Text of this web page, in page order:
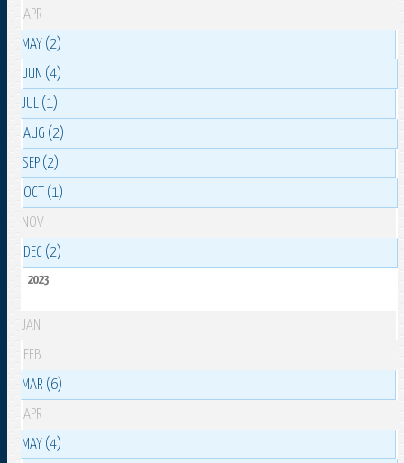
APR
MAY (2)
JUN (4)
JUL (1)
AUG (2)
SEP (2)
OCT (1)
NOV
DEC (2)
2023
JAN
FEB
MAR (6)
APR
MAY (4)